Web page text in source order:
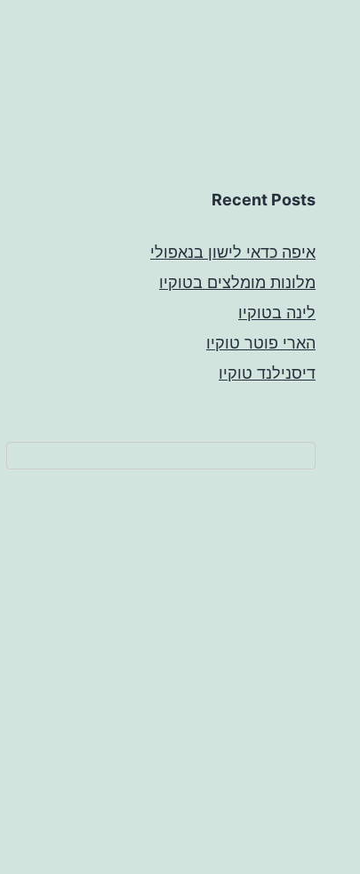
Recent Posts
איפה כדאי לישון בנאפולי
מלונות מומלצים בטוקיו
לינה בטוקיו
הארי פוטר טוקיו
דיסנילנד טוקיו